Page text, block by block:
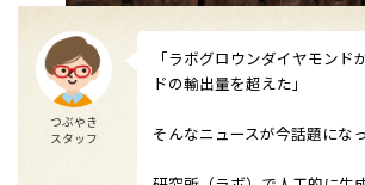
つぶやき
スタッフ
「ラボグロウンダイヤモンド
ドの輸出量を超えた」
そんなニュースが今話題になっ